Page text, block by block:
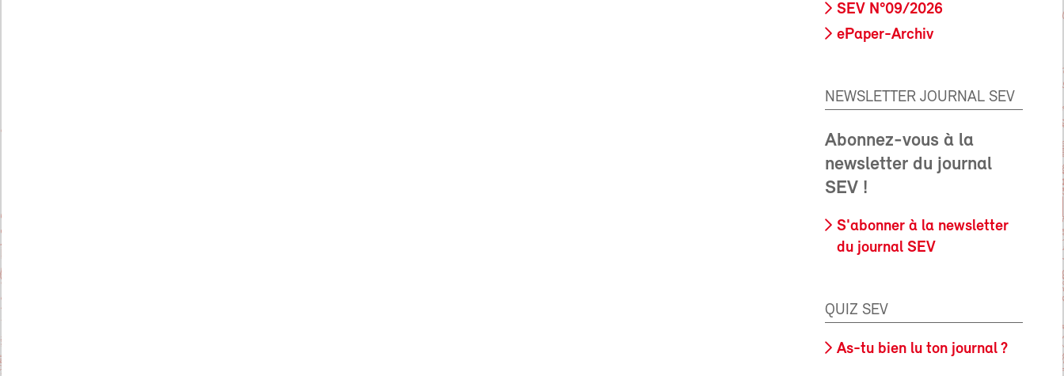
SEV N°09/2026
ePaper-Archiv
NEWSLETTER JOURNAL SEV
Abonnez-vous à la
newsletter du journal
SEV !
S'abonner à la newsletter
du journal SEV
QUIZ SEV
As-tu bien lu ton journal ?